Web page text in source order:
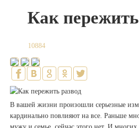
Как
10884
В вашей жизни произошли серьезные
кардинально повлияют на все. Раньше